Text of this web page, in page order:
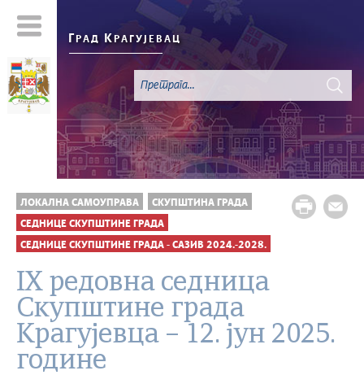
Г РАД К РАГУЈЕВАЦ
ЛОКАЛНА САМОУПРАВА СКУПШТИНА ГРАДА
СЕДНИЦЕ СКУПШТИНЕ ГРАДА
СЕДНИЦЕ СКУПШТИНЕ ГРАДА - САЗИВ 2024.-2028.
IX редовна седница
Скупштине града
Крагујевца – 12. јун 2025.
године